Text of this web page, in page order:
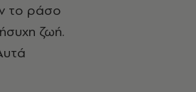
το ράσο
ζωή.